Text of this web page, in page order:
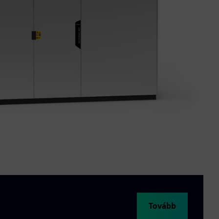
Tovább